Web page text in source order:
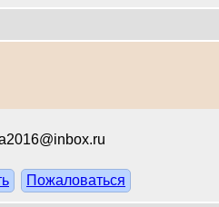
Пожаловаться